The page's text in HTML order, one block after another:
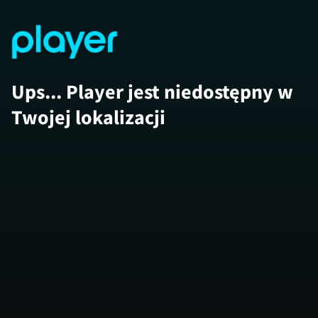
Ups... Player jest niedostępny w
Twojej lokalizacji